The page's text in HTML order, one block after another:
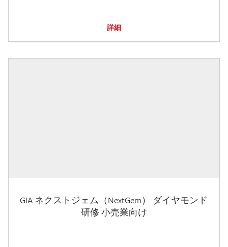
詳細
GIA ネクストジェム（NextGem） ダイヤモンド
研修 小売業向け